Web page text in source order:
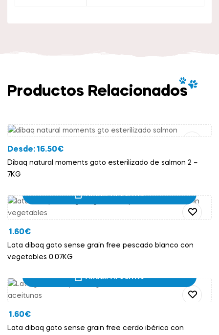
Productos Relacionados
Desde:16.50€
Dibaq natural moments gato esterilizado de salmon 2 –
7KG
Añadir Al Carrito
1.60€
Lata dibaq gato sense grain free pescado blanco con
vegetables 0.07KG
Añadir Al Carrito
1.60€
Lata dibaq gato sense grain free cerdo ibérico con